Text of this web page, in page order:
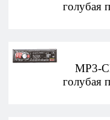
голубая
MP3-
голубая